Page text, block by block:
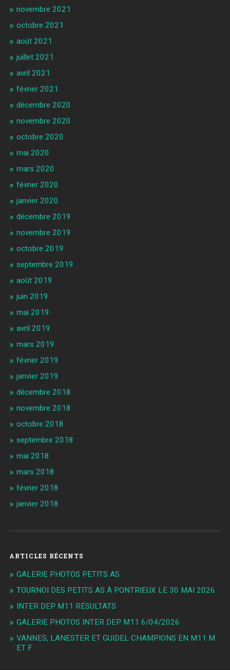
novembre 2021
octobre 2021
août 2021
juillet 2021
avril 2021
février 2021
décembre 2020
novembre 2020
octobre 2020
mai 2020
mars 2020
février 2020
janvier 2020
décembre 2019
novembre 2019
octobre 2019
septembre 2019
août 2019
juin 2019
mai 2019
avril 2019
mars 2019
février 2019
janvier 2019
décembre 2018
novembre 2018
octobre 2018
septembre 2018
mai 2018
mars 2018
février 2018
janvier 2018
ARTICLES RÉCENTS
GALERIE PHOTOS PETITS AS
TOURNOI DES PETITS AS À PONTRIEUX LE 30 MAI 2026
INTER DEP M11 RÉSULTATS
GALERIE PHOTOS INTER DEP M11 6/04/2026
VANNES, LANESTER ET GUIDEL CHAMPIONS EN M11 M
ET F